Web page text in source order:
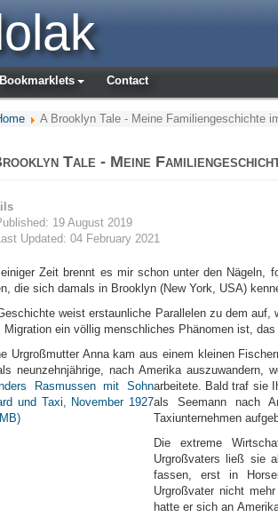
Bookmarklets Contact
A Brooklyn Tale - Meine Familiengeschichte
Tale - Meine
19 August 2019
Updated: 04 February 2021
Zeit brennt es mir schon unter den Nägeln,
die sich damals in Brooklyn (New York, USA)
weist erstaunliche Parallelen zu dem
Migration ein völlig menschliches Phänomen ist,
Urgroßmutter Anna kam aus einem kleinen
neunzehnjährige, nach Amerika auszuwandern,
arbeitete. Bald traf sie
als Seemann nach
Taxiunternehmen
Die extreme
Urgroßvaters ließ sie
fassen, erst in
Urgroßvater nicht
hatte er sich an